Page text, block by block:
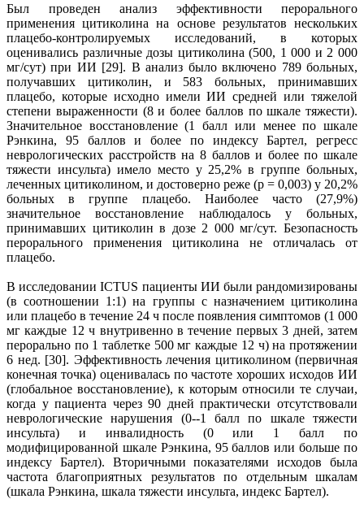
Был проведен анализ эффективности перорального
применения цитиколина на основе результатов нескольких
плацебо-контролируемых исследований, в которых
оценивались различные дозы цитиколина (500, 1 000 и 2 000
мг/сут) при ИИ [29]. В анализ было включено 789 больных,
получавших цитиколин, и 583 больных, принимавших
плацебо, которые исходно имели ИИ средней или тяжелой
степени выраженности (8 и более баллов по шкале тяжести).
Значительное восстановление (1 балл или менее по шкале
Рэнкина, 95 баллов и более по индексу Бартел, регресс
неврологических расстройств на 8 баллов и более по шкале
тяжести инсульта) имело место у 25,2% в группе больных,
леченных цитиколином, и достоверно реже (р = 0,003) у 20,2%
больных в группе плацебо. Наиболее часто (27,9%)
значительное восстановление наблюдалось у больных,
принимавших цитиколин в дозе 2 000 мг/сут. Безопасность
перорального применения цитиколина не отличалась от
плацебо.
В исследовании ICTUS пациенты ИИ были рандомизированы
(в соотношении 1:1) на группы с назначением цитиколина
или плацебо в течение 24 ч после появления симптомов (1 000
мг каждые 12 ч внутривенно в течение первых 3 дней, затем
перорально по 1 таблетке 500 мг каждые 12 ч) на протяжении
6 нед. [30]. Эффективность лечения цитиколином (первичная
конечная точка) оценивалась по частоте хороших исходов ИИ
(глобальное восстановление), к которым относили те случаи,
когда у пациента через 90 дней практически отсутствовали
неврологические нарушения (0--1 балл по шкале тяжести
инсульта) и инвалидность (0 или 1 балл по
модифицированной шкале Рэнкина, 95 баллов или больше по
индексу Бартел). Вторичными показателями исходов была
частота благоприятных результатов по отдельным шкалам
(шкала Рэнкина, шкала тяжести инсульта, индекс Бартел).